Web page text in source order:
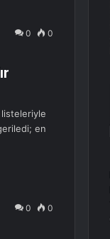
0 0
listeleriyle
en
0 0